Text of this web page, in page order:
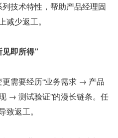
少返工。
即所得”
→ 测试验证”的漫长链条。任
返工。